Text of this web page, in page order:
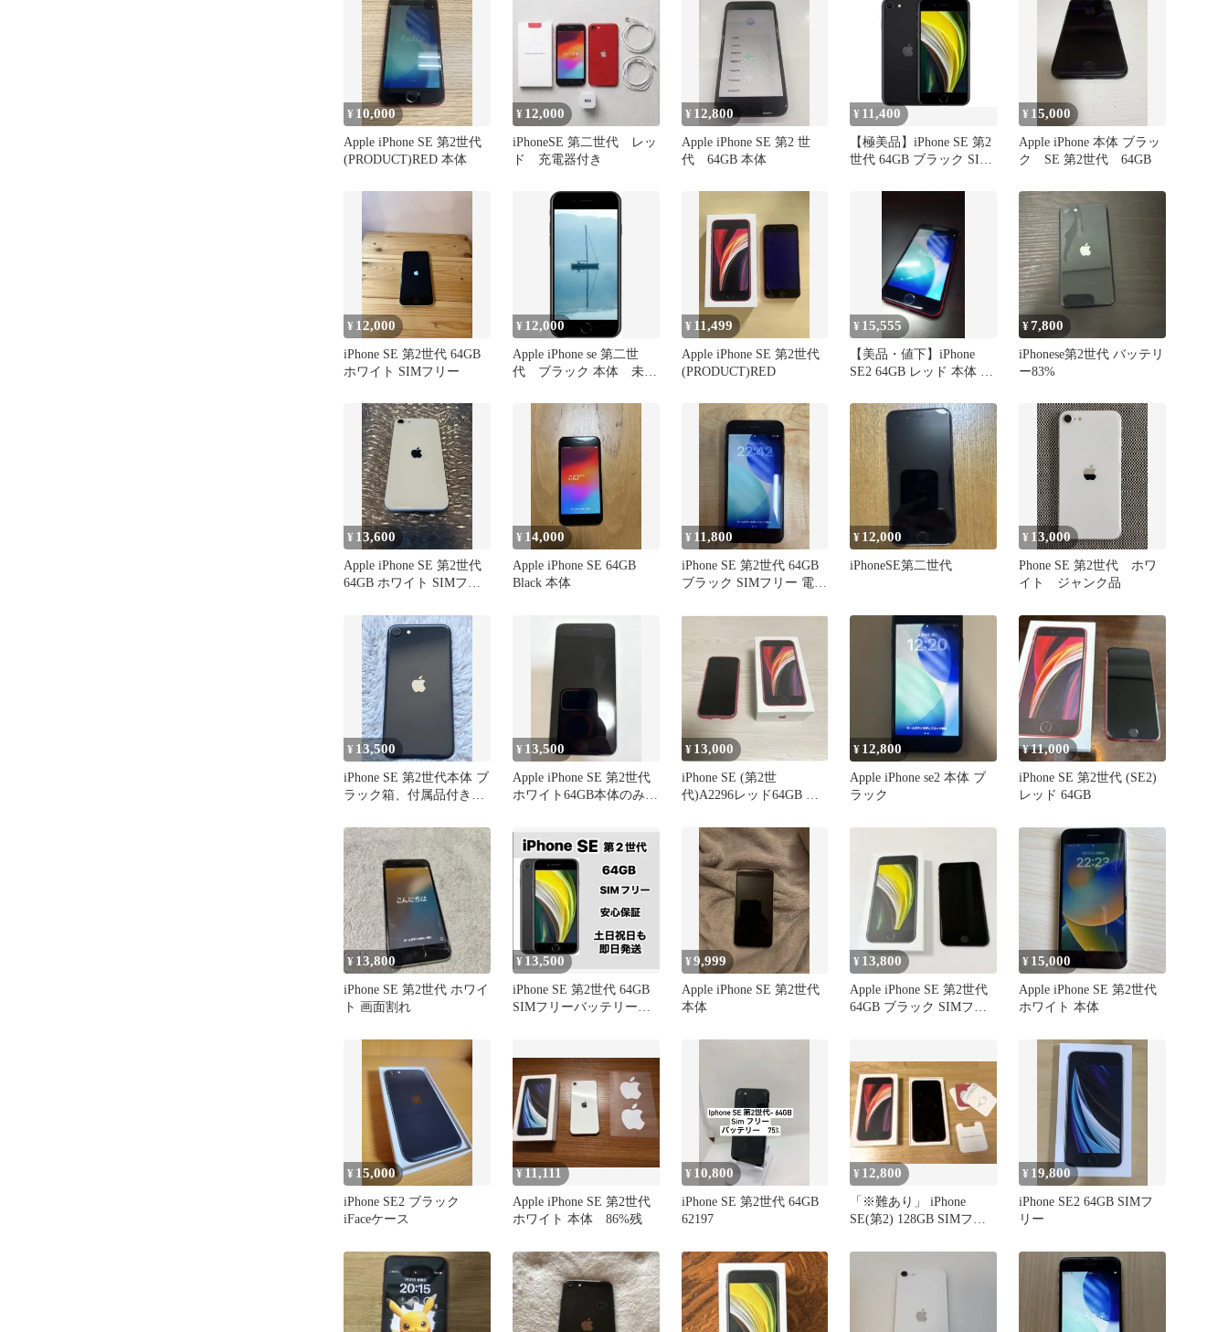
¥ 10,000
Apple iPhone SE 第2世代
(PRODUCT)RED 本体
¥ 12,000
iPhoneSE 第二世代 レッ
ド 充電器付き
¥ 12,800
Apple iPhone SE 第2 世
代 64GB 本体
¥ 11,400
【極美品】iPhone SE 第2
世代 64GB ブラック SIM
¥ 15,000
Apple iPhone 本体 ブラッ
ク SE 第2世代 64GB
¥ 12,000
iPhone SE 第2世代 64GB
ホワイト SIMフリー
¥ 12,000
Apple iPhone se 第二世
代 ブラック 本体 未開
¥ 11,499
Apple iPhone SE 第2世代
(PRODUCT)RED
¥ 15,555
【美品・値下】iPhone
SE2 64GB レッド 本体 第
¥7,800
iPhonese第2世代 バッテリ
ー83%
¥ 13,600
Apple iPhone SE 第2世代
64GB ホワイト SIMフリ
¥ 14,000
Apple iPhone SE 64GB
Black 本体
¥ 11,800
iPhone SE 第2世代 64GB
ブラック SIMフリー 電池
¥ 12,000
iPhoneSE第二世代
¥ 13,000
Phone SE 第2世代 ホワ
イト ジャンク品
¥ 13,500
iPhone SE 第2世代本体 ブ
ラック箱、付属品付き！
¥ 13,500
Apple iPhone SE 第2世代
ホワイト64GB本体のみ
¥ 13,000
iPhone SE (第2世
代)A2296レッド64GB カ
¥ 12,800
Apple iPhone se2 本体 ブ
ラック
¥11,000
iPhone SE 第2世代 (SE2)
レッド 64GB
¥ 13,800
iPhone SE 第2世代 ホワイ
ト 画面割れ
¥ 13,500
iPhone SE 第2世代 64GB
SIMフリーバッテリー
¥9,999
Apple iPhone SE 第2世代
本体
¥ 13,800
Apple iPhone SE 第2世代
64GB ブラック SIMフリ
¥ 15,000
Apple iPhone SE 第2世代
ホワイト 本体
¥ 15,000
iPhone SE2 ブラック
iFaceケース
¥ 11,111
Apple iPhone SE 第2世代
ホワイト 本体 86%残
¥ 10,800
iPhone SE 第2世代 64GB
62197
¥ 12,800
「※難あり」 iPhone
SE(第2) 128GB SIMフリ
¥ 19,800
iPhone SE2 64GB SIMフ
リー